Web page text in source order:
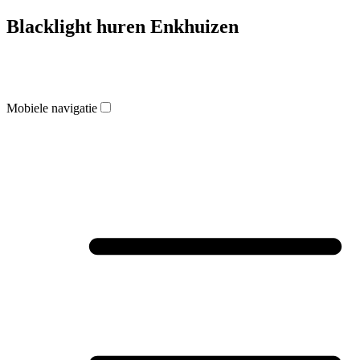
Blacklight huren Enkhuizen
Mobiele navigatie